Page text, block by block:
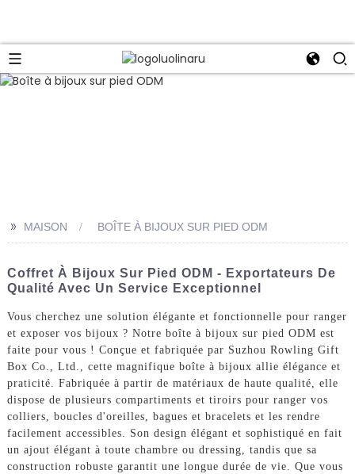
>> MAISON BOÎTE À BIJOUX SUR PIED ODM
Coffret À Bijoux Sur Pied ODM - Exportateurs De
Qualité Avec Un Service Exceptionnel
Vous cherchez une solution élégante et fonctionnelle pour ranger
et exposer vos bijoux ? Notre boîte à bijoux sur pied ODM est
faite pour vous ! Conçue et fabriquée par Suzhou Rowling Gift
Box Co., Ltd., cette magnifique boîte à bijoux allie élégance et
praticité. Fabriquée à partir de matériaux de haute qualité, elle
dispose de plusieurs compartiments et tiroirs pour ranger vos
colliers, boucles d'oreilles, bagues et bracelets et les rendre
facilement accessibles. Son design élégant et sophistiqué en fait
un ajout élégant à toute chambre ou dressing, tandis que sa
construction robuste garantit une longue durée de vie. Que vous